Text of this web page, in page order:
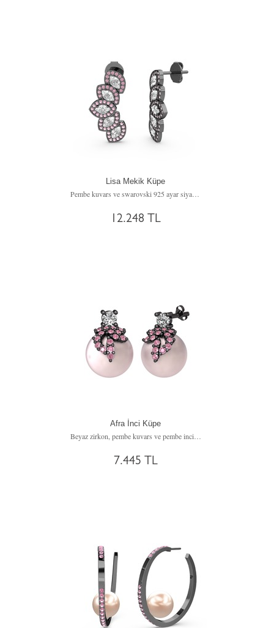
Lisa Mekik Küpe
Pembe kuvars ve swarovski 925 ayar siyah rodyum kaplama gümüş küpe
12.248 TL
Afra İnci Küpe
7.445 TL